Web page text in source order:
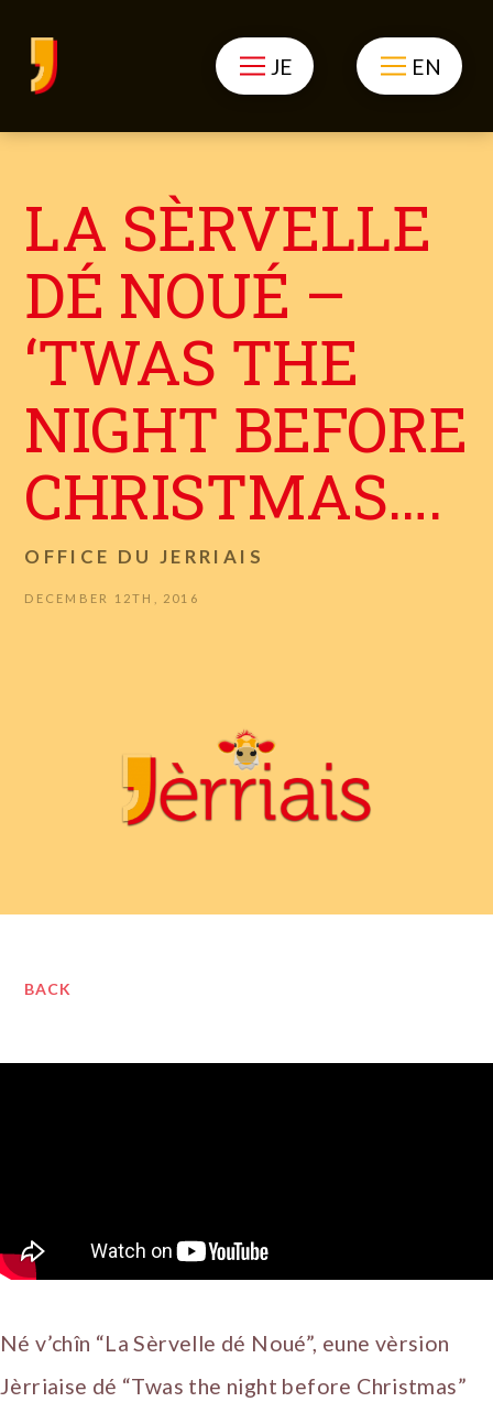
JE EN
LA SÈRVELLE
DÉ NOUÉ –
‘TWAS THE
NIGHT BEFORE
CHRISTMAS….
OFFICE DU JERRIAIS
DECEMBER 12TH, 2016
BACK
Né v’chîn “La Sèrvelle dé Noué”, eune vèrsion
Jèrriaise dé “Twas the night before Christmas”